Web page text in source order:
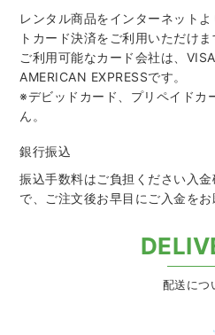
レンタル商品をインターネット
トカード決済をご利用いただけま
ご利用可能なカード会社は、
AMERICAN EXPRESSです。
※デビッドカード、プリペイドカ
ん。
銀行振込
振込手数料はご負担ください入
で、 ご注文後お早目にご入金をお
配送につ